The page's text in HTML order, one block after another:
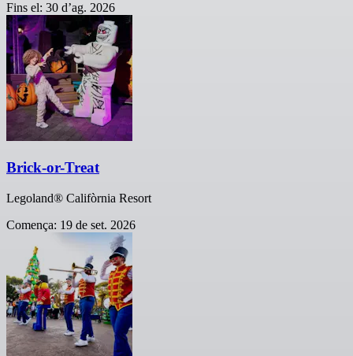
Fins el: 30 d’ag. 2026
Brick-or-Treat
Legoland® Califòrnia Resort
Comença: 19 de set. 2026